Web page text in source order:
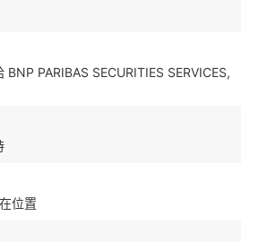
BNP PARIBAS SECURITIES SERVICES,
位置